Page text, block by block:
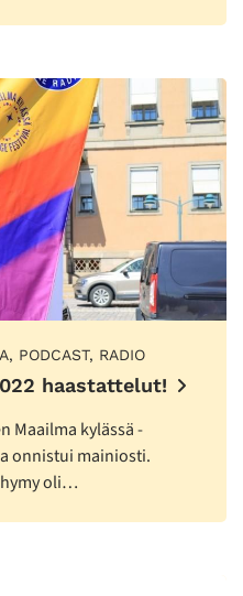
PODCAST, RADIO
haastattelut!
Maailma kylässä -
onnistui mainiosti.
oli…